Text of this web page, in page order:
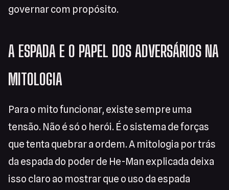
governar com propósito.
A ESPADA E O PAPEL DOS ADVERSÁRIOS NA
MITOLOGIA
Para o mito funcionar, existe sempre uma
tensão. Não é só o herói. É o sistema de forças
que tenta quebrar a ordem. A mitologia por trás
da espada do poder de He-Man explicada deixa
isso claro ao mostrar que o uso da espada